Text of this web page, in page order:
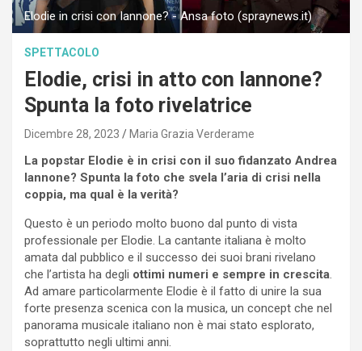
Elodie in crisi con Iannone? - Ansa foto (spraynews.it)
SPETTACOLO
Elodie, crisi in atto con Iannone?
Spunta la foto rivelatrice
Dicembre 28, 2023 Maria Grazia Verderame
La popstar Elodie è in crisi con il suo fidanzato Andrea
Iannone? Spunta la foto che svela l’aria di crisi nella
coppia, ma qual è la verità?
Questo è un periodo molto buono dal punto di vista
professionale per Elodie. La cantante italiana è molto
amata dal pubblico e il successo dei suoi brani rivelano
che l’artista ha degli ottimi numeri e sempre in crescita.
Ad amare particolarmente Elodie è il fatto di unire la sua
forte presenza scenica con la musica, un concept che nel
panorama musicale italiano non è mai stato esplorato,
soprattutto negli ultimi anni.